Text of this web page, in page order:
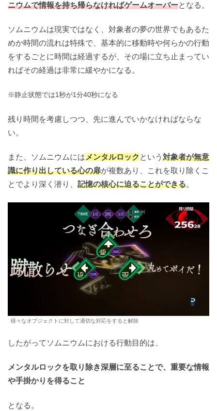
ニウムで情報を持ち帰らなければゲームオーバーとなる。
ソムニウムは現実ではなく、対象者の夢の世界でもあるた
めか時間の流れは特殊で、基本的に移動時や何らかの行動
をするごとに時間は経過するが、その場に立ち止まってい
ればその経過は非常に緩やかになる。
※静止状態では1秒が1分40秒になる
残り時間を考慮しつつ、先に進んでいかなければならな
い。
また、ソムニウムには メンタルロック という 対象者が無意
識に作り出している心の扉が複数あり、これを取り除くこ
とでより深く潜り、 記憶の核心に迫ることができる。
様々なオブジェクトに対して適切な対応をすると解除
したがってソムニウムにおける行動目的は、
メンタルロックを取り除き深層に至ることで、重要な情報
や手掛かりを得ること
となる。